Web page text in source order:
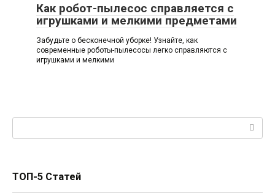
Как робот-пылесос справляется с
игрушками и мелкими предметами
Забудьте о бесконечной уборке! Узнайте, как
современные роботы-пылесосы легко справляются с
игрушками и мелкими
ТОП-5 Статей